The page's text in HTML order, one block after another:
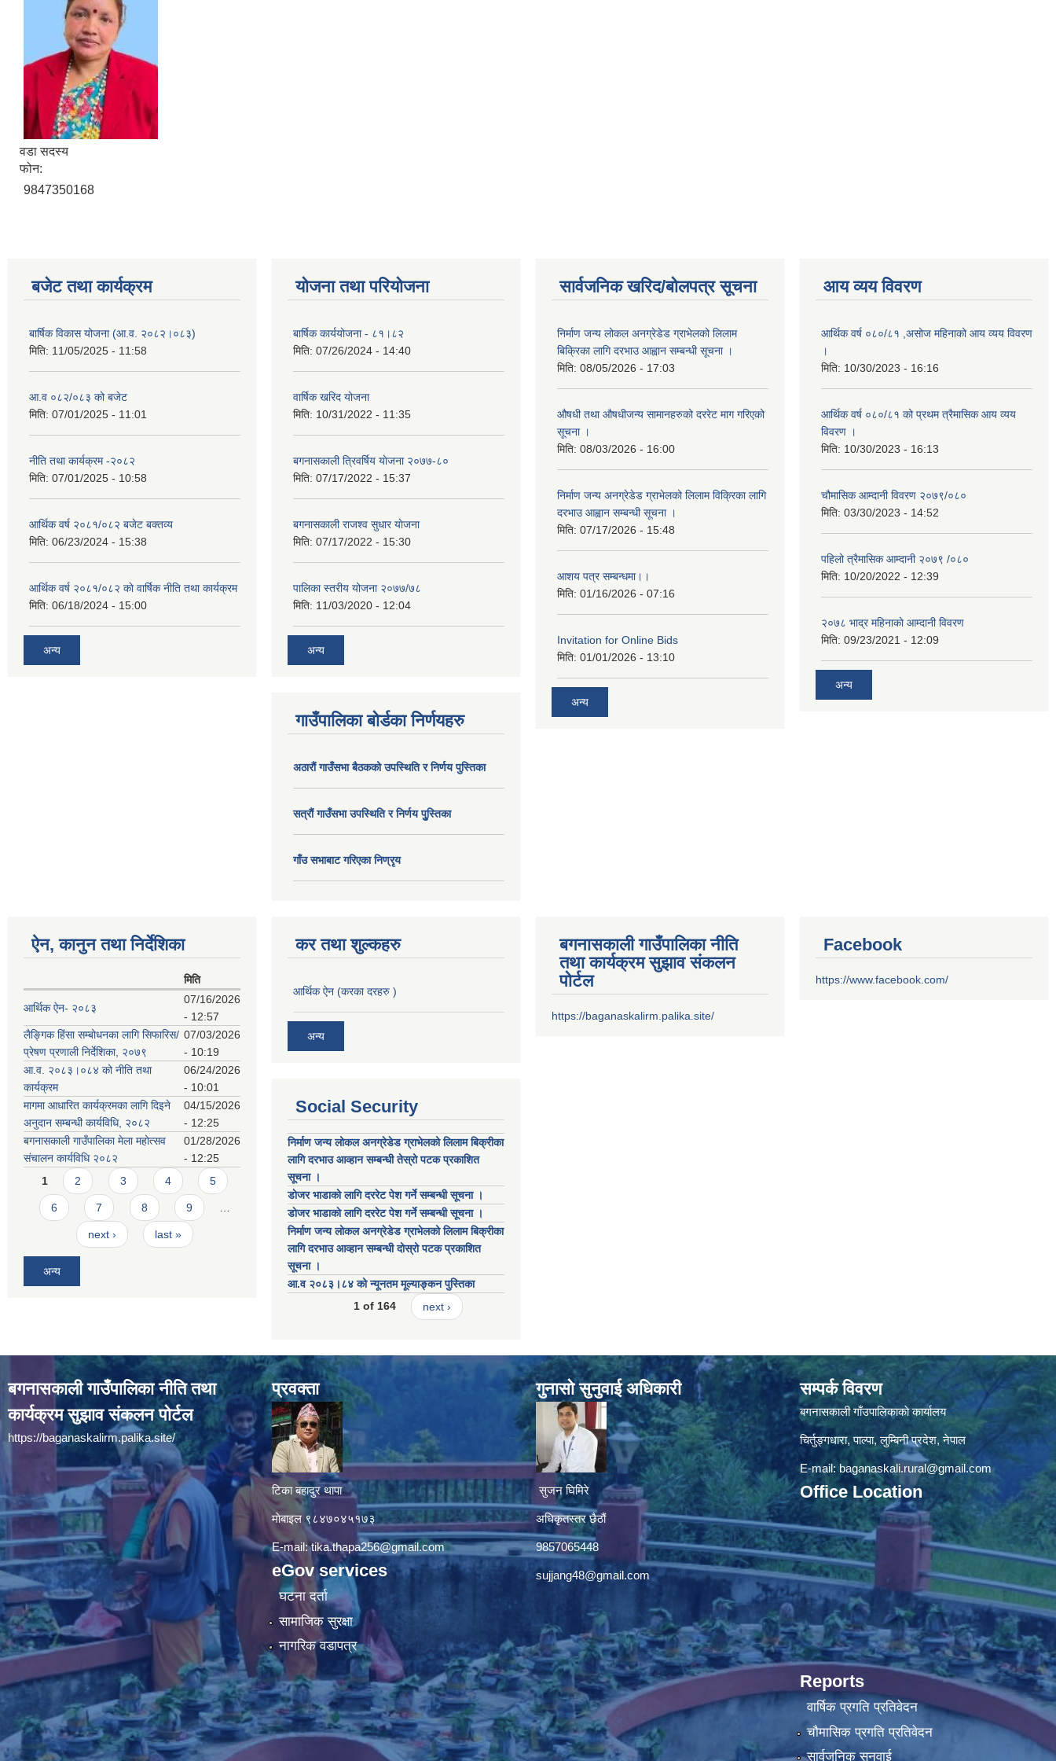
वडा सदस्य
फोन:
9847350168
बजेट तथा कार्यक्रम
बार्षिक विकास योजना (आ.व. २०८२।०८३)
मिति: 11/05/2025 - 11:58
आ.व ०८२/०८३ को बजेट
मिति: 07/01/2025 - 11:01
नीति तथा कार्यक्रम -२०८२
मिति: 07/01/2025 - 10:58
आर्थिक वर्ष २०८१/०८२ बजेट बक्तव्य
मिति: 06/23/2024 - 15:38
आर्थिक वर्ष २०८१/०८२ काे वार्षिक नीति तथा कार्यक्रम
मिति: 06/18/2024 - 15:00
अन्य
योजना तथा परियोजना
बार्षिक कार्ययोजना - ८१।८२
मिति: 07/26/2024 - 14:40
वार्षिक खरिद योजना
मिति: 10/31/2022 - 11:35
बगनासकाली त्रिवर्षिय याेजना २०७७-८०
मिति: 07/17/2022 - 15:37
बगनासकाली राजश्व सुधार याेजना
मिति: 07/17/2022 - 15:30
पालिका स्तरीय योजना २०७७/७८
मिति: 11/03/2020 - 12:04
अन्य
गाउँपालिका बोर्डका निर्णयहरु
अठाराैं गाउँसभा बैठकको उपस्थिति र निर्णय पुस्तिका
सत्राैं गाउँसभा उपस्थिति र निर्णय पुु्स्तिका
गाँउ सभाबाट गरिएका निण्रृय
सार्वजनिक खरिद/बोलपत्र सूचना
निर्माण जन्य लोकल अनग्रेडेड ग्राभेलको लिलाम
बिक्रिका लागि दरभाउ आह्वान सम्बन्धी सूचना ।
मिति: 08/05/2026 - 17:03
औषधी तथा औषधीजन्य सामानहरुको दररेट माग गरिएको
सूचना ।
मिति: 08/03/2026 - 16:00
निर्माण जन्य अनग्रेडेड ग्राभेलको लिलाम विक्रिका लागि
दरभाउ आह्वान सम्बन्धी सूचना ।
मिति: 07/17/2026 - 15:48
आशय पत्र सम्बन्धमा।।
मिति: 01/16/2026 - 07:16
Invitation for Online Bids
मिति: 01/01/2026 - 13:10
अन्य
आय व्यय विवरण
आर्थिक वर्ष ०८०/८१ ,असोज महिनाको आय व्यय विवरण
।
मिति: 10/30/2023 - 16:16
आर्थिक वर्ष ०८०/८१ को प्रथम त्रैमासिक आय व्यय
विवरण ।
मिति: 10/30/2023 - 16:13
चौमासिक आम्दानी विवरण २०७९/०८०
मिति: 03/30/2023 - 14:52
पहिलो त्रैमासिक आम्दानी २०७९ /०८०
मिति: 10/20/2022 - 12:39
२०७८ भाद्र महिनाकाे आम्दानी विवरण
मिति: 09/23/2021 - 12:09
अन्य
ऐन, कानुन तथा निर्देशिका
मिति
आर्थिक ऐन- २०८३
07/16/2026
- 12:57
लैङ्गिक हिंसा सम्बोधनका लागि सिफारिस/
प्रेषण प्रणाली निर्देशिका, २०७९
07/03/2026
- 10:19
आ.व. २०८३।०८४ को नीति तथा
कार्यक्रम
06/24/2026
- 10:01
मागमा आधारित कार्यक्रमका लागि दिइने
अनुदान सम्बन्धी कार्यविधि, २०८२
04/15/2026
- 12:25
बगनासकाली गाउँपालिका मेला महोत्सव
संचालन कार्यविधि २०८२
01/28/2026
- 12:25
Pages
1 2 3 4 5
6 7 8 9
next › last »
अन्य
कर तथा शुल्कहरु
आर्थिक ऐन (करका दरहरु )
अन्य
Social Security
निर्माण जन्य लोकल अनग्रेडेड ग्राभेलको लिलाम बिक्रीका
लागि दरभाउ आव्हान सम्बन्धी तेस्रो पटक प्रकाशित
सूचना ।
डाेजर भाडाकाे लागि दररेट पेश गर्ने सम्बन्धी सूचना ।
डाेजर भाडाकाे लागि दररेट पेश गर्ने सम्बन्धी सूचना ।
निर्माण जन्य लोकल अनग्रेडेड ग्राभेलको लिलाम बिक्रीका
लागि दरभाउ आव्हान सम्बन्धी दोस्रो पटक प्रकाशित
सूचना ।
आ.व २०८३।८४ को न्यूनतम मूल्याङ्कन पुस्तिका
1 of 164
next ›
बगनासकाली गाउँपालिका नीति
तथा कार्यक्रम सुझाव संकलन
पोर्टल
https://baganaskalirm.palika.site/
Facebook
https://www.facebook.com/
बगनासकाली गाउँपालिका नीति तथा
कार्यक्रम सुझाव संकलन पोर्टल
https://baganaskalirm.palika.site/
प्रवक्ता
टिका बहादुर थापा
माे‍बाइल ९८४७०४५१७३
E-mail:tika.thapa256@gmail.com
eGov services
घटना दर्ता
सामाजिक सुरक्षा
नागरिक वडापत्र
गुनासाे सुनुवाई अधिकारी
सुजन घिमिरे
अधिकृतस्तर छैठौं‌
9857065448
sujjang48@gmail.com
सम्पर्क विवरण
बगनासकाली गाँउपालिकाकाे कार्यालय
चिर्तुङ्गधारा, पाल्पा, लुम्बिनी प्रदेश, नेपाल
E-mail:baganaskali.rural@gmail.com
Office Location
Reports
वार्षिक प्रगति प्रतिवेदन
चौमासिक प्रगति प्रतिवेदन
सार्वजनिक सुनुवाई